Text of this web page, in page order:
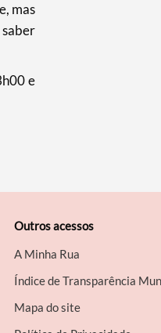
mas
e
Outros acessos
A Minha Rua
Índice de Transparência
Mapa do site